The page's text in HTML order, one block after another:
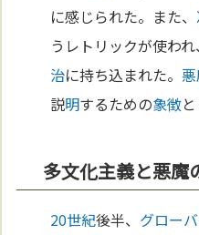
に感じられた。また、
うレトリックが使わ
治に持ち込まれた。
説明するための象徴
多文化主義と悪魔
20世紀後半、 グロー